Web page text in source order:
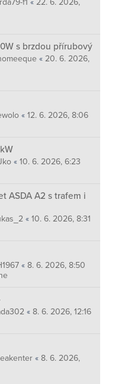
s brzdou přírubový
« 20. 6. 2026,
« 12. 6. 2026, 8:06
« 10. 6. 2026, 6:23
ASDA A2 s trafem i
« 10. 6. 2026, 8:31
« 8. 6. 2026, 8:50
« 8. 6. 2026, 12:16
« 8. 6. 2026,